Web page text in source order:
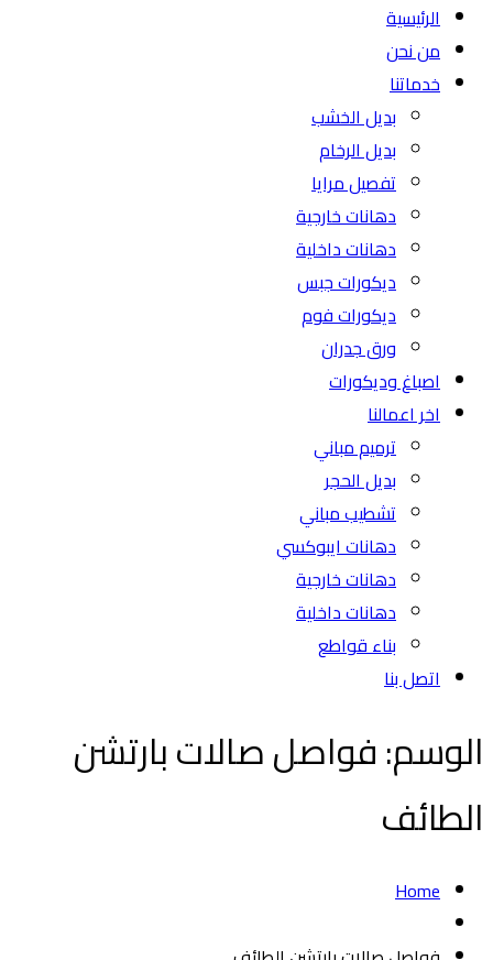
الرئيسية
من نحن
خدماتنا
بديل الخشب
بديل الرخام
تفصيل مرايا
دهانات خارجية
دهانات داخلية
ديكورات جبس
ديكورات فوم
ورق جدران
اصباغ وديكورات
اخر اعمالنا
ترميم مباني
بديل الحجر
تشطيب مباني
دهانات ايبوكسي
دهانات خارجية
دهانات داخلية
بناء قواطع
اتصل بنا
الوسم:فواصل صالات بارتشن
الطائف
Home